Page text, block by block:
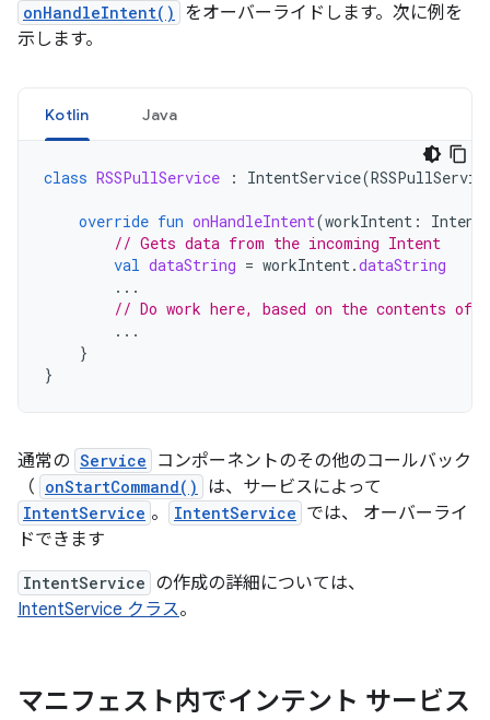
onHandleIntent()
をオーバーライドします。次に例を
示します。
Kotlin Java
class RSSPullService : IntentService(
override fun onHandleIntent(workIntent : Intent
// Gets data from the incoming Intent
val dataString = workIntent.dataString
...
// Do work here, based on the contents of
...
}
}
通常の Service
コンポーネントのその他のコールバック
（ onStartCommand() は、サービスによって
IntentService 。 IntentService では、 オーバーライ
ドできます
IntentService の作成の詳細については、
IntentService クラス。
マニフェスト内でインテント サービス